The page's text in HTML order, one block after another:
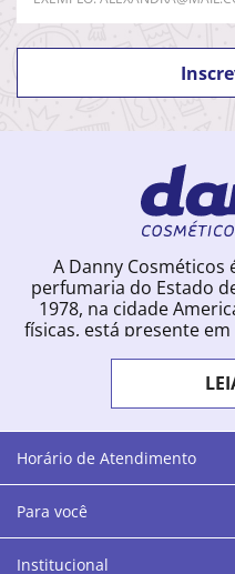
A Danny
perfumaria do Estado
1978, na cidade
físicas, está presente
começou a vender
Com uma infinidade de
produtos que vão
Cosméticos mantém
300 grandes
área de beleza. São 12
programação
Horário de Atendimento
Para você
Institucional